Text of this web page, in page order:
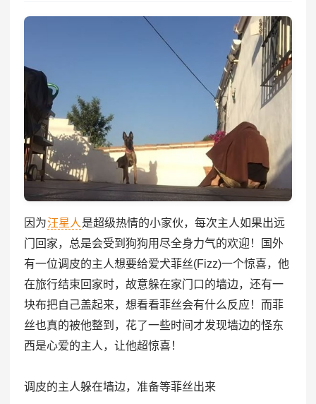
因为汪星人 是超级热情的小家伙，每次主人如果出远
门回家，总是会受到狗狗用尽全身力气的欢迎！国外
有一位调皮的主人想要给爱犬菲丝(Fizz)一个惊喜，他
在旅行结束回家时，故意躲在家门口的墙边，还有一
块布把自己盖起来，想看看菲丝会有什么反应！而菲
丝也真的被他整到，花了一些时间才发现墙边的怪东
西是心爱的主人，让他超惊喜！
调皮的主人躲在墙边，准备等菲丝出来